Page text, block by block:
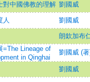
對中國佛教的理解 劉國威
人 劉國威
朗欽加布
=The Lineage of
in Qinghai
劉國威 (
劉國威